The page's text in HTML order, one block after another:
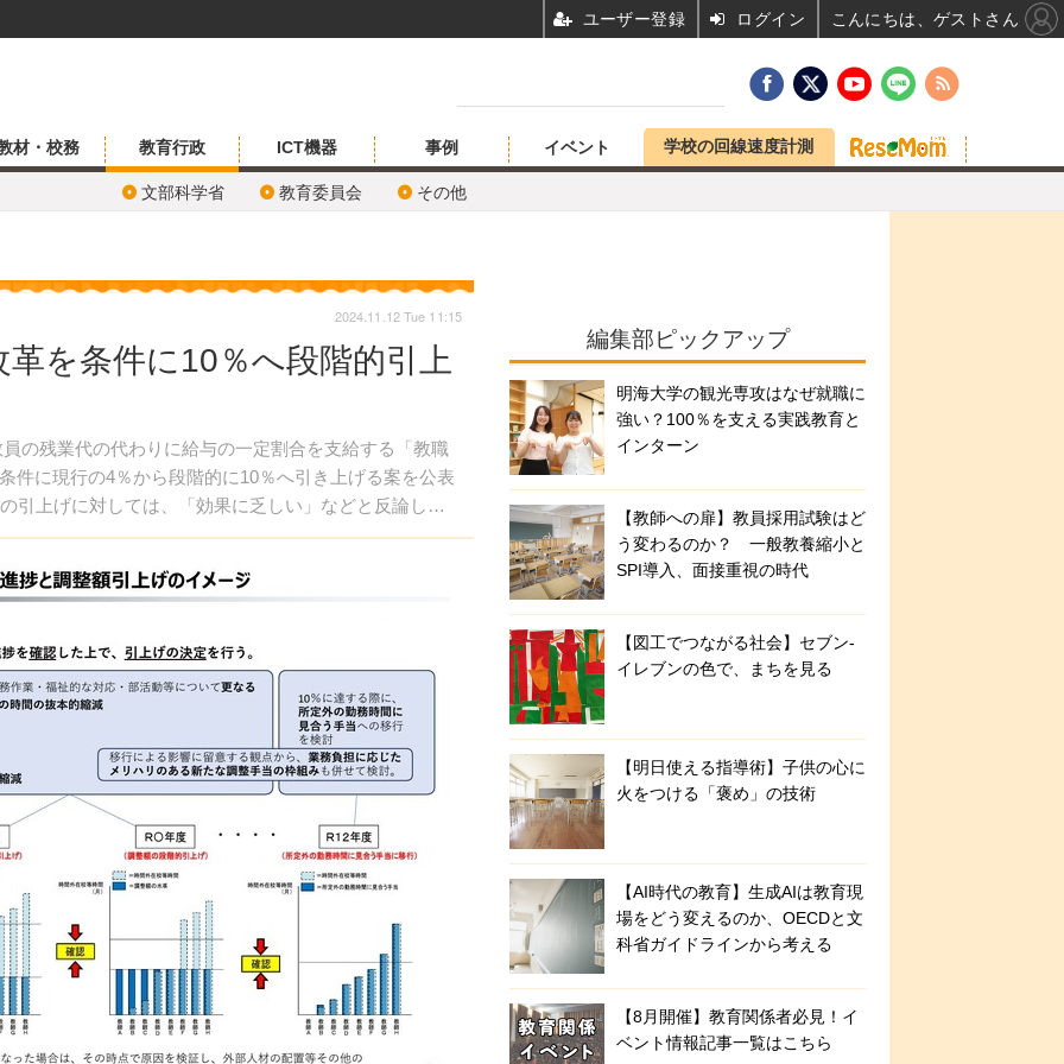
材・校務 教育行政
文部科学省 教育委員会 その他
ICT機器 事例 イベント 学校の回線速度計測
を条件に10％へ段階的引上
の残業代の代わりに給与の一定割合を支給する「教職
件に現行の4％から段階的に10％へ引き上げる案を公表
引上げに対しては、「効果に乏しい」などと反論して
2024.11.12 Tue 11:15
編集部ピックアップ
明海大学の観光専攻はなぜ就職に
強い？100％を支える実践教育と
インターン
【教師への扉】教員採用試験はど
う変わるのか？ 一般教養縮小と
SPI導入、面接重視の時代
【図工でつながる社会】セブン‐
イレブンの色で、まちを見る
【明日使える指導術】子供の心に
火をつける「褒め」の技術
【AI時代の教育】生成AIは教育現
場をどう変えるのか、OECDと文
科省ガイドラインから考える
【8月開催】教育関係者必見！イ
ベント情報記事一覧はこちら
ユーザー登録 ログイン こんにちは、ゲストさん